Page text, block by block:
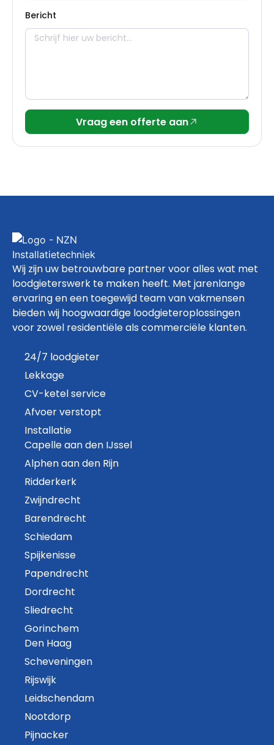
Bericht
Vraag een offerte aan
Wij zijn uw betrouwbare partner voor alles wat met
loodgieterswerk te maken heeft. Met jarenlange
ervaring en een toegewijd team van vakmensen
bieden wij hoogwaardige loodgieteroplossingen
voor zowel residentiële als commerciële klanten.
24/7 loodgieter
Lekkage
CV-ketel service
Afvoer verstopt
Installatie
Capelle aan den IJssel
Alphen aan den Rijn
Ridderkerk
Zwijndrecht
Barendrecht
Schiedam
Spijkenisse
Papendrecht
Dordrecht
Sliedrecht
Gorinchem
Den Haag
Scheveningen
Rijswijk
Leidschendam
Nootdorp
Pijnacker